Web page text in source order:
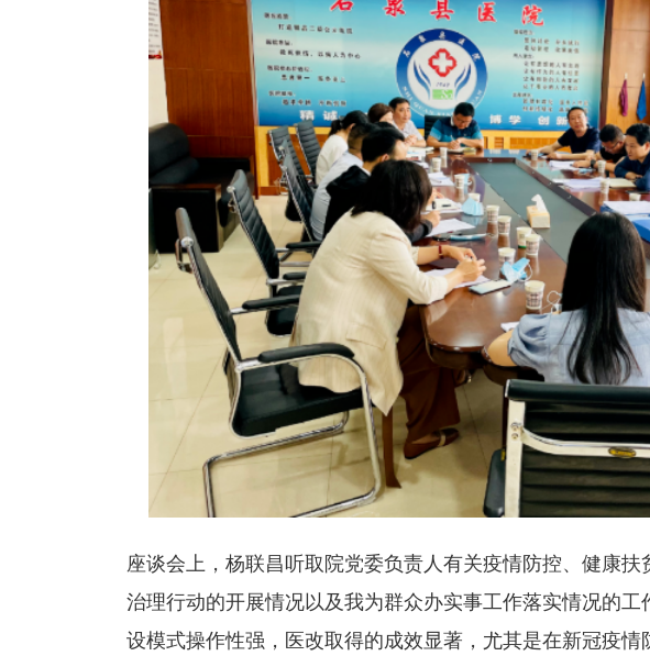
座谈会上，杨联昌听取院党委负责人有关疫情防控、健康
治理行动的开展情况以及我为群众办实事工作落实情况的
设模式操作性强，医改取得的成效显著，尤其是在新冠疫情